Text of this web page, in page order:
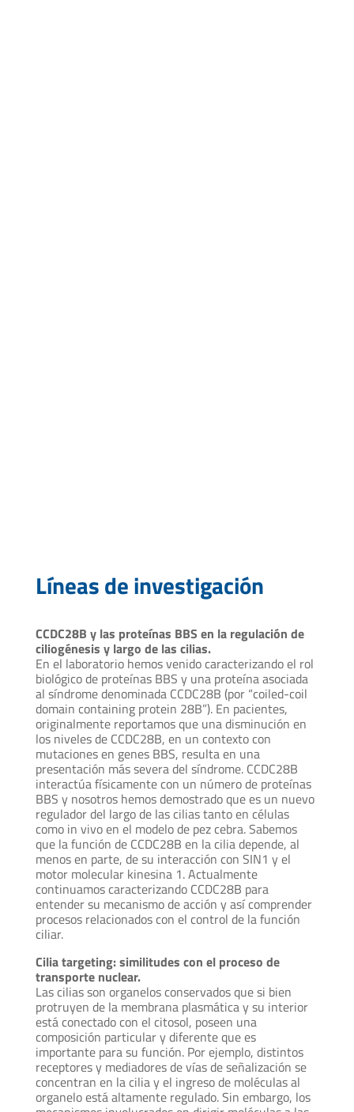
Líneas de investigación
CCDC28B y las proteínas BBS en la regulación de
ciliogénesis y largo de las cilias.
En el laboratorio hemos venido caracterizando el rol
biológico de proteínas BBS y una proteína asociada
al síndrome denominada CCDC28B (por “coiled-coil
domain containing protein 28B”). En pacientes,
originalmente reportamos que una disminución en
los niveles de CCDC28B, en un contexto con
mutaciones en genes BBS, resulta en una
presentación más severa del síndrome. CCDC28B
interactúa físicamente con un número de proteínas
BBS y nosotros hemos demostrado que es un nuevo
regulador del largo de las cilias tanto en células
como in vivo en el modelo de pez cebra. Sabemos
que la función de CCDC28B en la cilia depende, al
menos en parte, de su interacción con SIN1 y el
motor molecular kinesina 1. Actualmente
continuamos caracterizando CCDC28B para
entender su mecanismo de acción y así comprender
procesos relacionados con el control de la función
ciliar.
Cilia targeting: similitudes con el proceso de
transporte nuclear.
Las cilias son organelos conservados que si bien
protruyen de la membrana plasmática y su interior
está conectado con el citosol, poseen una
composición particular y diferente que es
importante para su función. Por ejemplo, distintos
receptores y mediadores de vías de señalización se
concentran en la cilia y el ingreso de moléculas al
organelo está altamente regulado. Sin embargo, los